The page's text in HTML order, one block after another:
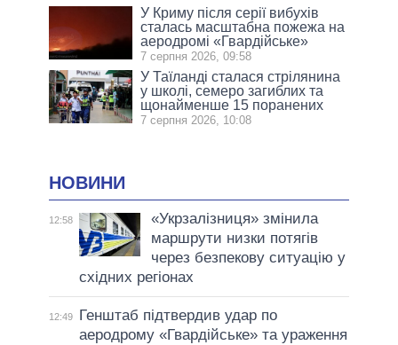
У Криму після серії вибухів
сталась масштабна пожежа на
аеродромі «Гвардійське»
7 серпня 2026, 09:58
У Таїланді сталася стрілянина
у школі, семеро загиблих та
щонайменше 15 поранених
7 серпня 2026, 10:08
НОВИНИ
12:58
«Укрзалізниця» змінила
маршрути низки потягів
через безпекову ситуацію у
східних регіонах
12:49
Генштаб підтвердив удар по
аеродрому «Гвардійське» та ураження